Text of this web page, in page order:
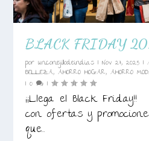
BLACK FRIDAY
porunconejillodeindias |Nov 27, 2025 |
BELLEZA,AHORRO HOGAR,AHORRO
|0 |
¡¡Llega el Black
con ofertas y
que...